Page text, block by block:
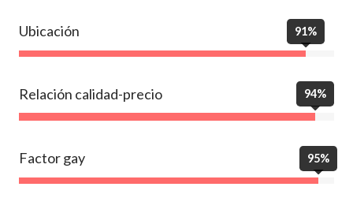
Ubicación 91%
Relación calidad-precio 94%
Factor gay 95%